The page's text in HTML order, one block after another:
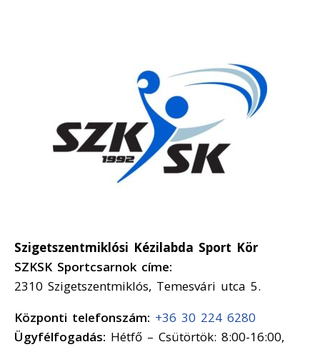
Szigetszentmiklósi Kézilabda Sport Kör
SZKSK Sportcsarnok címe:
2310 Szigetszentmiklós, Temesvári utca 5.
Központi telefonszám: +36 30 224 6280
Ügyfélfogadás: Hétfő – Csütörtök: 8:00-16:00,